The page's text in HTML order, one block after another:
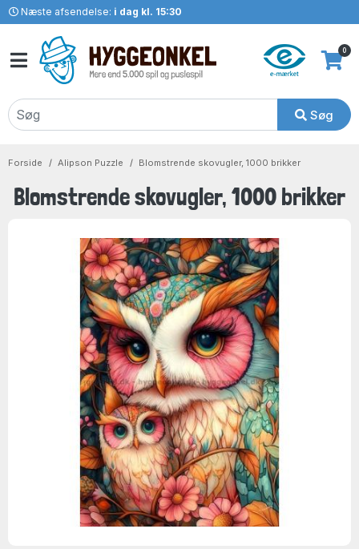
Næste afsendelse: i dag kl. 15:30
Søg
0
Forside Alipson Puzzle Blomstrende skovugler, 1000 brikker
Blomstrende skovugler, 1000 brikker